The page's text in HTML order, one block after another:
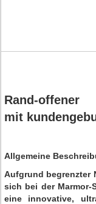
Rand-offener
mit
Allgemeine
Aufgrund begrenzter
sich bei der Marmor-
eine innovative,